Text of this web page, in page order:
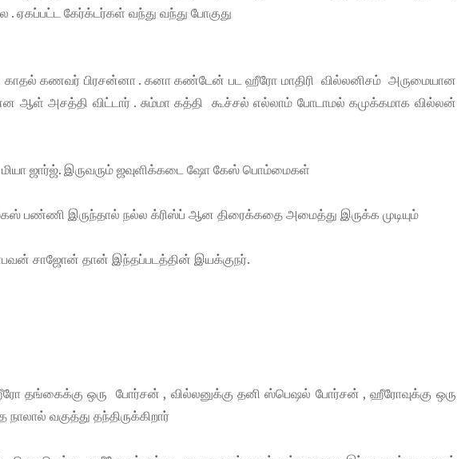
. ஏகப்பட்ட கேர்க்டர்கள் வந்து வந்து போகுது
கணவர் பிரசன்னா . கனா கண்டேன் பட ஹீரோ மாதிரி வில்லனிசம் அருமையான
ஆள் அசத்தி விட்டார் . சும்மா கத்தி கூச்சல் எல்லாம் போடாமல் கமுக்கமாக வில்லன்
மியா ஜார்ஜ். இருவரும் ஜவுளிக்கடை ஷோ கேஸ் பொம்மைகள்
பண்ணி இருந்தால் நல்ல க்ரிஸ்ப் ஆன திரைக்கதை அமைத்து இருக்க முடியும்
சாஜோன் தான் இந்தப்படத்தின் இயக்குநர்.
தங்கைக்கு ஒரு போர்சன் , வில்லனுக்கு தனி ஸ்பெஷல் போர்சன் , ஹீரோவுக்கு ஒரு
வகுத்து தந்திருக்கிறார்